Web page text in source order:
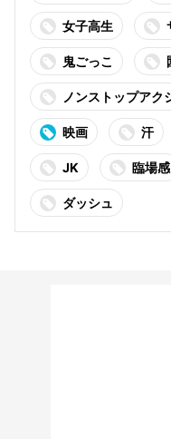
女子高生
鬼ごっこ
ノンストップアク
映画 汗
JK 臨場感
ダッシュ